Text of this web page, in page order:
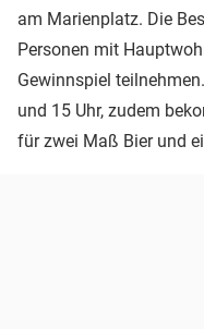
am Marienplatz. Die
Personen mit
Gewinnspiel
und 15 Uhr, zudem
für zwei Maß Bier und